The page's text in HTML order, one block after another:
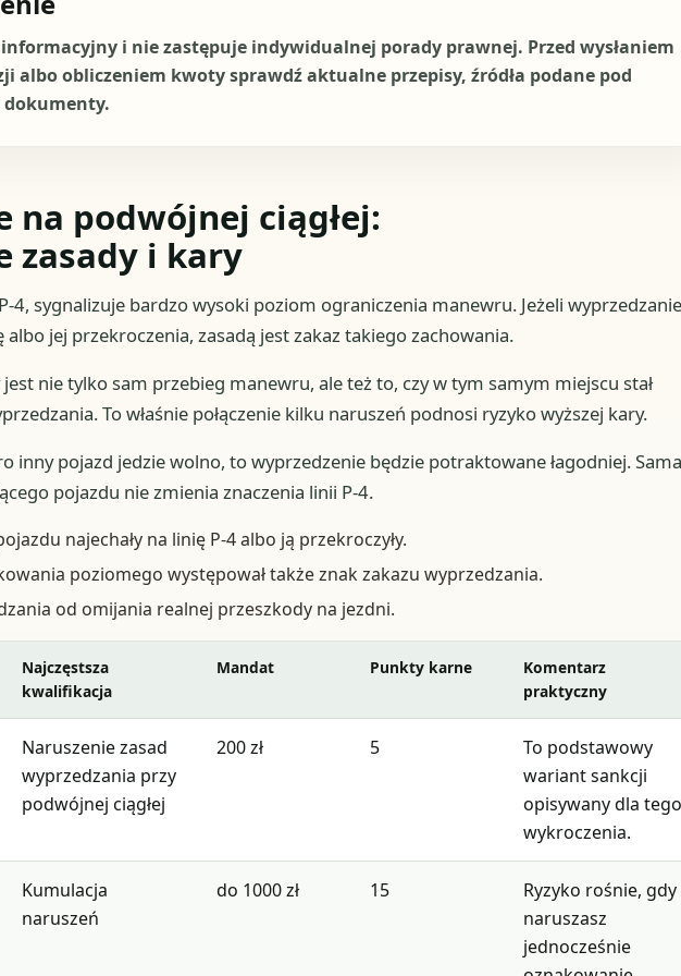
i nie zastępuje indywidualnej porady prawnej. Przed wysłaniem
albo obliczeniem kwoty sprawdź aktualne przepisy, źródła podane pod
dokumenty.
na podwójnej ciągłej:
zasady i kary
4, sygnalizuje bardzo wysoki poziom ograniczenia manewru. Jeżeli wyprzedzanie
jej przekroczenia, zasadą jest zakaz takiego zachowania.
nie tylko sam przebieg manewru, ale też to, czy w tym samym miejscu stał
To właśnie połączenie kilku naruszeń podnosi ryzyko wyższej kary.
inny pojazd jedzie wolno, to wyprzedzenie będzie potraktowane łagodniej. Sama
pojazdu nie zmienia znaczenia linii P-4.
najechały na linię P-4 albo ją przekroczyły.
poziomego występował także znak zakazu wyprzedzania.
od omijania realnej przeszkody na jezdni.
Najczęstsza
kwalifikacja
Mandat Punkty karne
Komentarz
praktyczny
Naruszenie zasad
wyprzedzania przy
podwójnej ciągłej
200 zł 5
To podstawowy
wariant sankcji
opisywany dla
wykroczenia.
Kumulacja
naruszeń
do 1000 zł 15
Ryzyko rośnie, gdy
naruszasz
jednocześnie